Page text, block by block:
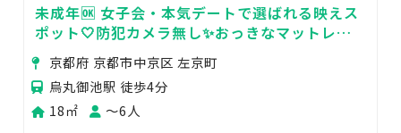
未成年🆗 女子会・本気デートで選ばれる映えス
ポット🤍防犯カメラ無し✨おっきなマットレス
🛏️大画面TVで鑑賞会／ボドゲ🎮２回目以降２割
引🎁京都府 京都市中京区 左京町
烏丸御池駅 徒歩4分
18㎡
〜6人